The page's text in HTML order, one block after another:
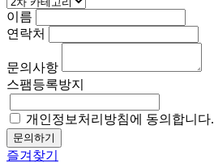
이름
연락처
문의사항
스팸등록방지
개인정보처리방침에 동의합니다.
문의하기
즐겨찾기